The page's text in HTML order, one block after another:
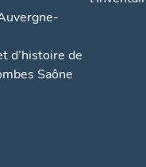
d’histoire de
Saône